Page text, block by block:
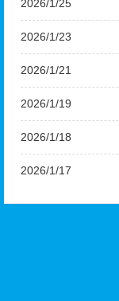
2026/1/25
2026/1/23
2026/1/21
2026/1/19
2026/1/18
2026/1/17